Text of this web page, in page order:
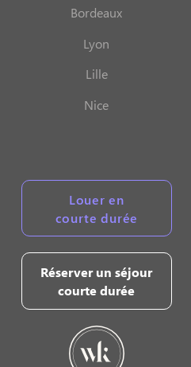
Bordeaux
Lyon
Lille
Nice
Louer en
courte durée
Réserver un séjour
courte durée